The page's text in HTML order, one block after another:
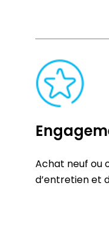
Achat neuf ou
d’entretien et